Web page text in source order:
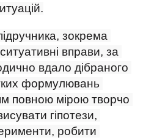
зокрема
вправи, за
вдало дібраного
формулювань
повною мірою творчо
гіпотези,
робити